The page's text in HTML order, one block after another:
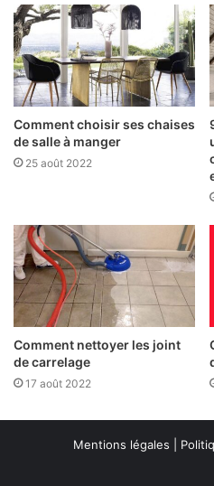
Comment choisir ses chaises
de salle à manger
25 août 2022
Comment nettoyer les joint
de carrelage
17 août 2022
Mentions légales